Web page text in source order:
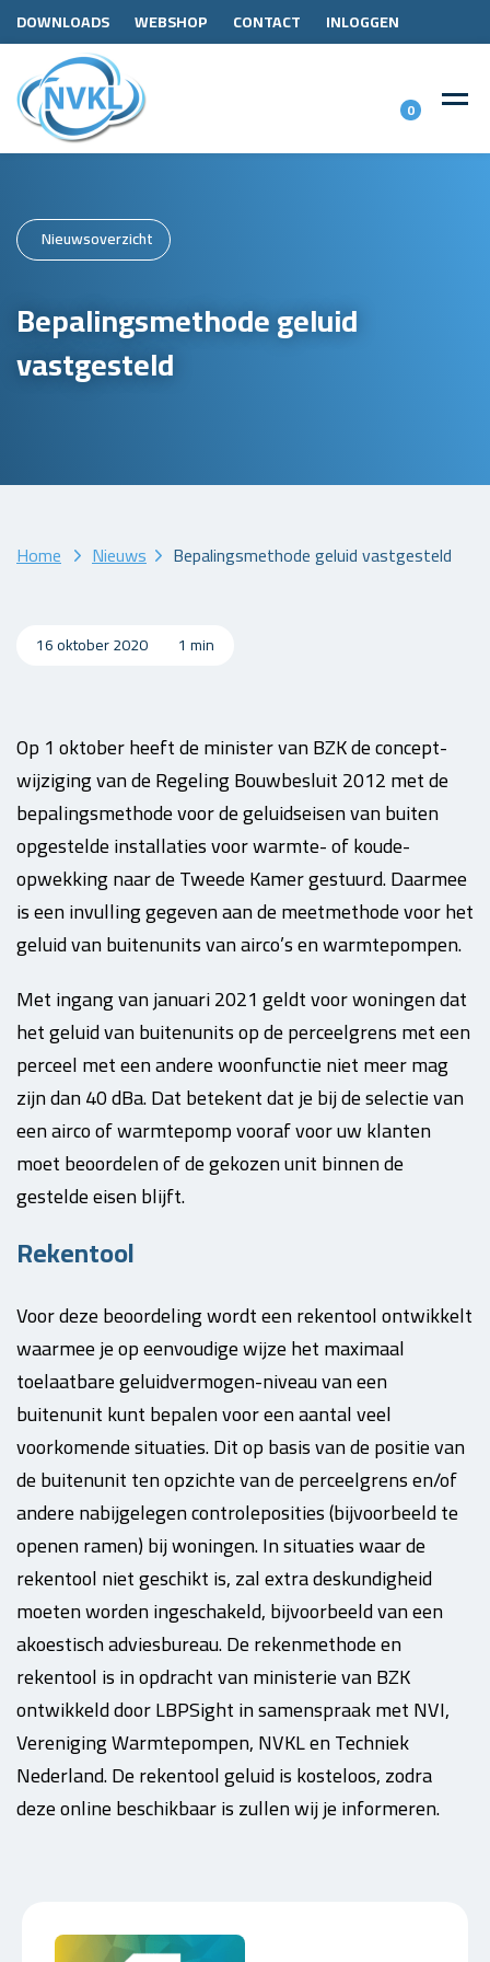
DOWNLOADS WEBSHOP CONTACT INLOGGEN
0
Nieuwsoverzicht
Bepalingsmethode geluid
vastgesteld
Home Nieuws Bepalingsmethode geluid vastgesteld
16 oktober 2020 1 min
Op 1 oktober heeft de minister van BZK de concept-
wijziging van de Regeling Bouwbesluit 2012 met de
bepalingsmethode voor de geluidseisen van buiten
opgestelde installaties voor warmte- of koude-
opwekking naar de Tweede Kamer gestuurd. Daarmee
is een invulling gegeven aan de meetmethode voor het
geluid van buitenunits van airco’s en warmtepompen.
Met ingang van januari 2021 geldt voor woningen dat
het geluid van buitenunits op de perceelgrens met een
perceel met een andere woonfunctie niet meer mag
zijn dan 40 dBa. Dat betekent dat je bij de selectie van
een airco of warmtepomp vooraf voor uw klanten
moet beoordelen of de gekozen unit binnen de
gestelde eisen blijft.
Rekentool
Voor deze beoordeling wordt een rekentool ontwikkelt
waarmee je op eenvoudige wijze het maximaal
toelaatbare geluidvermogen-niveau van een
buitenunit kunt bepalen voor een aantal veel
voorkomende situaties. Dit op basis van de positie van
de buitenunit ten opzichte van de perceelgrens en/of
andere nabijgelegen controleposities (bijvoorbeeld te
openen ramen) bij woningen. In situaties waar de
rekentool niet geschikt is, zal extra deskundigheid
moeten worden ingeschakeld, bijvoorbeeld van een
akoestisch adviesbureau. De rekenmethode en
rekentool is in opdracht van ministerie van BZK
ontwikkeld door LBPSight in samenspraak met NVI,
Vereniging Warmtepompen, NVKL en Techniek
Nederland. De rekentool geluid is kosteloos, zodra
deze online beschikbaar is zullen wij je informeren.